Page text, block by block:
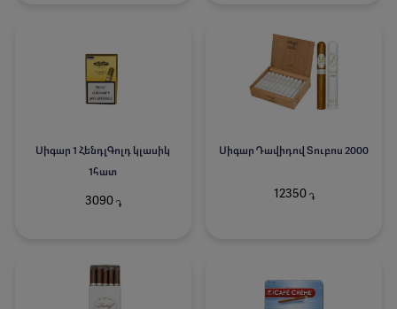
Սիգար 1 ՀենդլԳոլդ կլասիկ
1հատ
3090 ֏
Սիգար Դավիդով Տուբոս 2000
12350 ֏